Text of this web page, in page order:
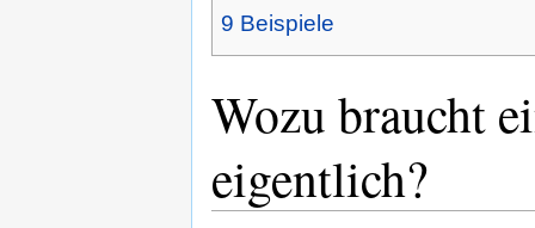
9 Beispiele
Wozu braucht
eigentlich?